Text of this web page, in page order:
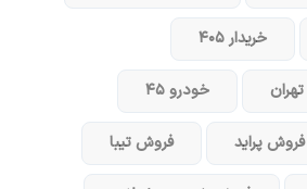
خریدار ۴۰۵
خودرو ۴۵
پراید فروش تیبا